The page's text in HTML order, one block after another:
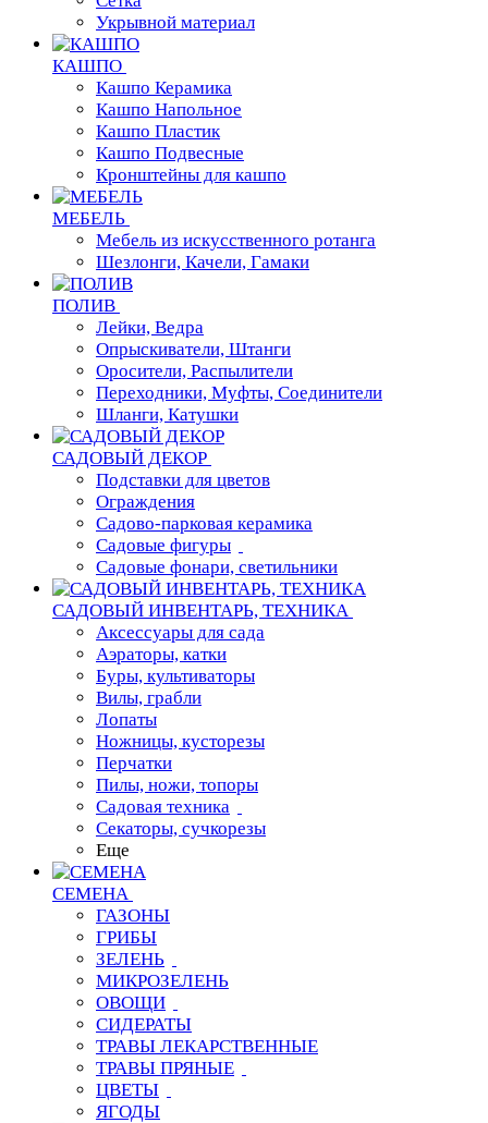
Укрывной материал
КАШПО
Кашпо Керамика
Кашпо Напольное
Кашпо Пластик
Кашпо Подвесные
Кронштейны для кашпо
МЕБЕЛЬ
Мебель из искусственного ротанга
Шезлонги, Качели, Гамаки
ПОЛИВ
Лейки, Ведра
Опрыскиватели, Штанги
Оросители, Распылители
Переходники, Муфты, Соединители
Шланги, Катушки
САДОВЫЙ ДЕКОР
Подставки для цветов
Ограждения
Садово-парковая керамика
Садовые фигуры
Садовые фонари, светильники
САДОВЫЙ ИНВЕНТАРЬ, ТЕХНИКА
Аксессуары для сада
Аэраторы, катки
Буры, культиваторы
Вилы, грабли
Лопаты
Ножницы, кусторезы
Перчатки
Пилы, ножи, топоры
Садовая техника
Секаторы, сучкорезы
Еще
СЕМЕНА
ГАЗОНЫ
ГРИБЫ
ЗЕЛЕНЬ
МИКРОЗЕЛЕНЬ
ОВОЩИ
СИДЕРАТЫ
ТРАВЫ ЛЕКАРСТВЕННЫЕ
ТРАВЫ ПРЯНЫЕ
ЦВЕТЫ
ЯГОДЫ